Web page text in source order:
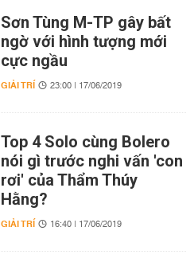
Sơn Tùng M-TP gây bất
ngờ với hình tượng mới
cực ngầu
GIẢI TRÍ 23:00 | 17/06/2019
Top 4 Solo cùng Bolero
nói gì trước nghi vấn 'con
rơi' của Thẩm Thúy
Hằng?
GIẢI TRÍ 16:40 | 17/06/2019